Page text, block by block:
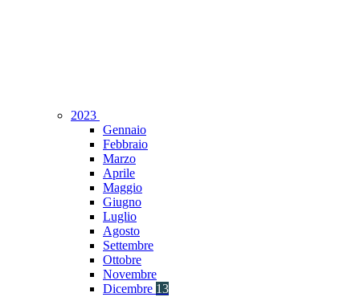
2023
Gennaio
Febbraio
Marzo
Aprile
Maggio
Giugno
Luglio
Agosto
Settembre
Ottobre
Novembre
Dicembre 13